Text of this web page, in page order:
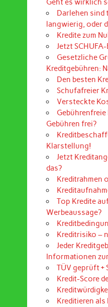
Geht es wirklich
Darlehen sind
langwierig, oder
Kredite zum
Jetzt
Gesetzliche
Kreditgebühren:
Den besten
Schufafreier
Versteckte
Gebühren frei?
Klarstellung!
Jetzt
das?
Kreditrahmen
Top Kredite
Werbeaussage?
Kreditrisiko –
Jeder
Informationen
TÜV geprüft +
Kredit-Score
Kreditieren